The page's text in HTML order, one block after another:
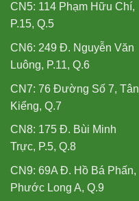
CN5: 114 Phạm Hữu Chí,
P.15, Q.5
CN6: 249 Đ. Nguyễn Văn
Luông, P.11, Q.6
CN7: 76 Đường Số 7, Tân
Kiểng, Q.7
CN8: 175 Đ. Bùi Minh
Trực, P.5, Q.8
CN9: 69A Đ. Hồ Bá Phấn,
Phước Long A, Q.9